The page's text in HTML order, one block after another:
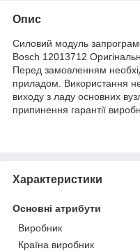
Опис
Силовий модуль
Bosch 12013712
Перед замовленням
приладом. Використання
виходу з ладу основних
припинення гарантії
Характеристики
Основні атрибути
Виробник
Країна виробник